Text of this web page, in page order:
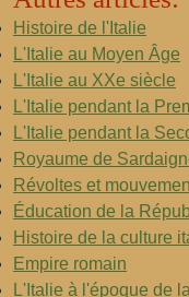
Histoire de l'Italie
L'Italie au Moyen Âge
L'Italie au XXe siècle
L'Italie pendant la
L'Italie pendant la
Royaume de
Révoltes et
Éducation de la
Histoire de la culture
Empire romain
L'Italie à l'époque de